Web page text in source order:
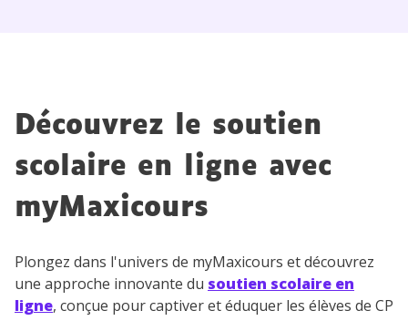
Découvrez le soutien
scolaire en ligne avec
myMaxicours
Plongez dans l'univers de myMaxicours et découvrez
une approche innovante du soutien scolaire en
ligne, conçue pour captiver et éduquer les élèves de CP